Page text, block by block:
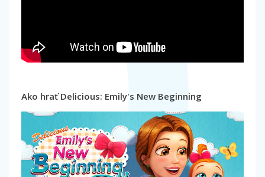
Ako hrať Delicious: Emily's New Beginning